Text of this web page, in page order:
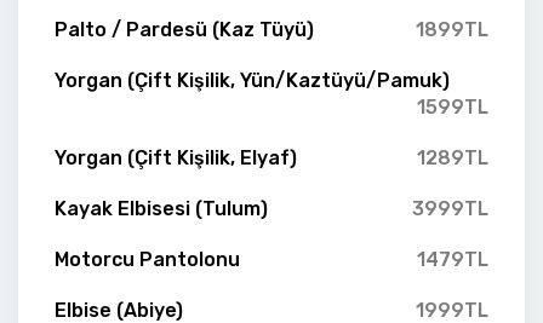
Palto / Pardesü (Kaz Tüyü) 1899TL
Yorgan (Çift Kişilik, Yün/Kaztüyü/Pamuk)
1599TL
Yorgan (Çift Kişilik, Elyaf) 1289TL
Kayak Elbisesi (Tulum) 3999TL
Motorcu Pantolonu 1479TL
Elbise (Abiye) 1999TL